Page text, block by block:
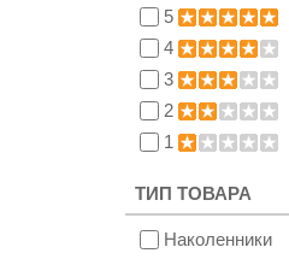
5
4
3
2
1
ТИП ТОВАРА
Наколенники